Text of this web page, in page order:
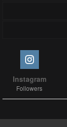
Instagram
Followers